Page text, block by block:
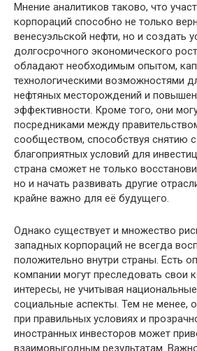
Мнение аналитиков таково, что
корпораций способно не только
венесуэльской нефти, но и создать
долгосрочного экономического
обладают необходимым опытом,
технологическими возможностями
нефтяных месторождений и
эффективности. Кроме того, они
посредниками между
сообществом, способствуя снятию
благоприятных условий для
страна сможет не только
но и начать развивать другие
крайне важно для её будущего.
Однако существует и множество
западных корпораций не всегда
положительно внутри страны. Есть
компании могут преследовать свои
интересы, не учитывая
социальные аспекты. Тем не менее,
при правильных условиях и
иностранных инвесторов может
взаимовыгодным результатам.